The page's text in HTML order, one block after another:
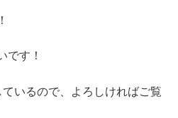
です！
いるので、よろしければご覧